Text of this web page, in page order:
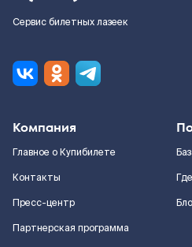
Сервис билетных лазеек
Компания
Главное о Купибилете
Контакты
Пресс-центр
Партнерская программа